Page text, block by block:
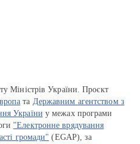
Міністрів України. Проєкт
та Державним агентством з
України у межах програми
"Електронне врядування
громади" (EGAP), за